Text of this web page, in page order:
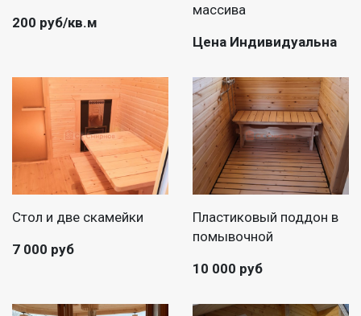
200 руб/кв.м
массива
Цена Индивидуальна
Стол и две скамейки
7 000 руб
Пластиковый поддон в
помывочной
10 000 руб